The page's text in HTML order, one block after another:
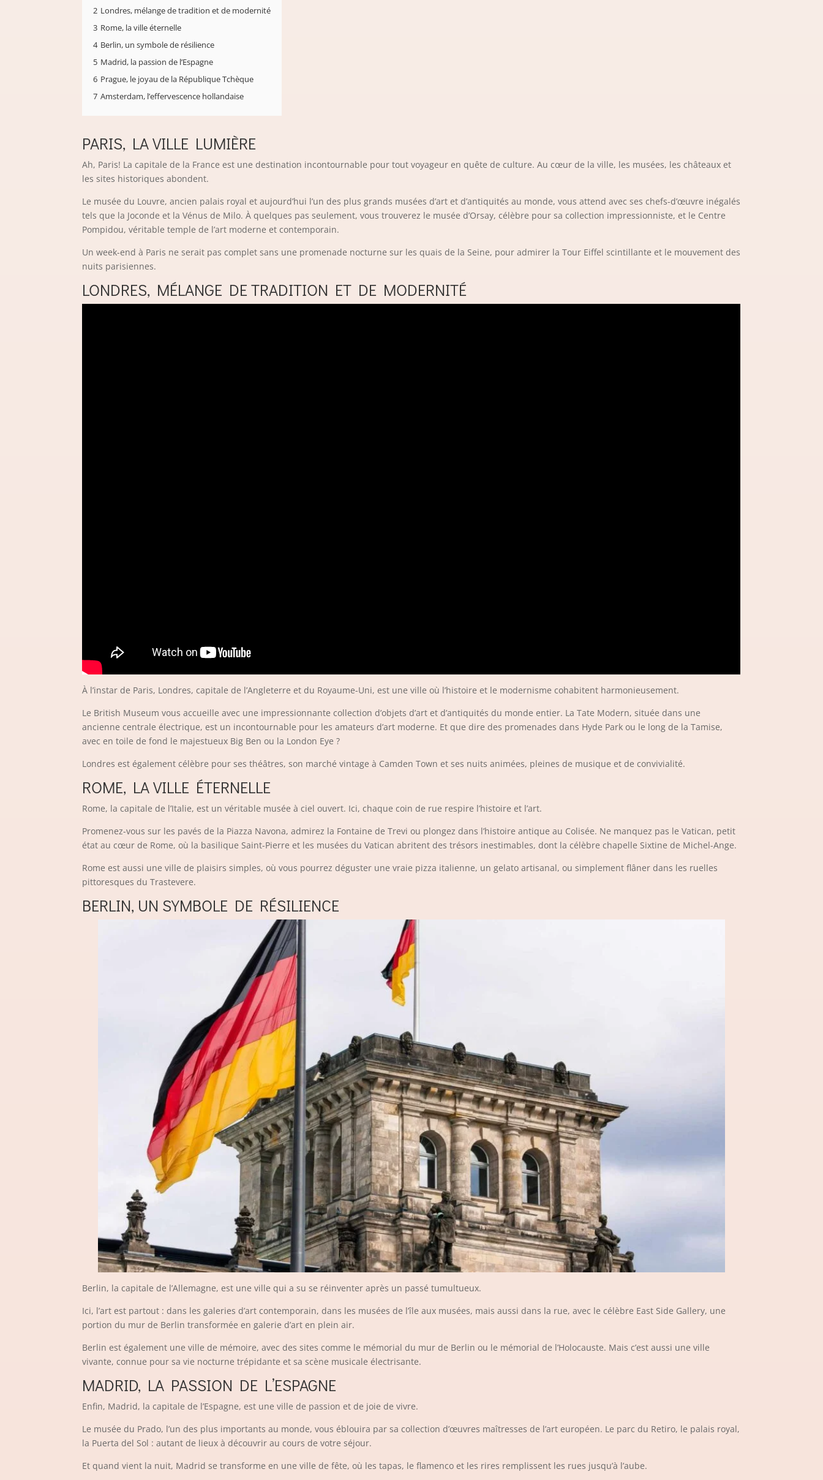
2 Londres, mélange de tradition et de modernité
3 Rome, la ville éternelle
4 Berlin, un symbole de résilience
5 Madrid, la passion de l’Espagne
6 Prague, le joyau de la République Tchèque
7 Amsterdam, l’effervescence hollandaise
PARIS, LA VILLE LUMIÈRE
Ah, Paris! La capitale de la France est une destination incontournable pour tout voyageur en quête de culture. Au cœur de la ville, les musées, les châteaux et
les sites historiques abondent.
Le musée du Louvre, ancien palais royal et aujourd’hui l’un des plus grands musées d’art et d’antiquités au monde, vous attend avec ses chefs-d’œuvre inégalés
tels que la Joconde et la Vénus de Milo. À quelques pas seulement, vous trouverez le musée d’Orsay, célèbre pour sa collection impressionniste, et le Centre
Pompidou, véritable temple de l’art moderne et contemporain.
Un week-end à Paris ne serait pas complet sans une promenade nocturne sur les quais de la Seine, pour admirer la Tour Eiffel scintillante et le mouvement des
nuits parisiennes.
LONDRES, MÉLANGE DE TRADITION ET DE MODERNITÉ
À l’instar de Paris, Londres, capitale de l’Angleterre et du Royaume-Uni, est une ville où l’histoire et le modernisme cohabitent harmonieusement.
Le British Museum vous accueille avec une impressionnante collection d’objets d’art et d’antiquités du monde entier. La Tate Modern, située dans une
ancienne centrale électrique, est un incontournable pour les amateurs d’art moderne. Et que dire des promenades dans Hyde Park ou le long de la Tamise,
avec en toile de fond le majestueux Big Ben ou la London Eye ?
Londres est également célèbre pour ses théâtres, son marché vintage à Camden Town et ses nuits animées, pleines de musique et de convivialité.
ROME, LA VILLE ÉTERNELLE
Rome, la capitale de l’Italie, est un véritable musée à ciel ouvert. Ici, chaque coin de rue respire l’histoire et l’art.
Promenez-vous sur les pavés de la Piazza Navona, admirez la Fontaine de Trevi ou plongez dans l’histoire antique au Colisée. Ne manquez pas le Vatican, petit
état au cœur de Rome, où la basilique Saint-Pierre et les musées du Vatican abritent des trésors inestimables, dont la célèbre chapelle Sixtine de Michel-Ange.
Rome est aussi une ville de plaisirs simples, où vous pourrez déguster une vraie pizza italienne, un gelato artisanal, ou simplement flâner dans les ruelles
pittoresques du Trastevere.
BERLIN, UN SYMBOLE DE RÉSILIENCE
Berlin, la capitale de l’Allemagne, est une ville qui a su se réinventer après un passé tumultueux.
Ici, l’art est partout : dans les galeries d’art contemporain, dans les musées de l’île aux musées, mais aussi dans la rue, avec le célèbre East Side Gallery, une
portion du mur de Berlin transformée en galerie d’art en plein air.
Berlin est également une ville de mémoire, avec des sites comme le mémorial du mur de Berlin ou le mémorial de l’Holocauste. Mais c’est aussi une ville
vivante, connue pour sa vie nocturne trépidante et sa scène musicale électrisante.
MADRID, LA PASSION DE L’ESPAGNE
Enfin, Madrid, la capitale de l’Espagne, est une ville de passion et de joie de vivre.
Le musée du Prado, l’un des plus importants au monde, vous éblouira par sa collection d’œuvres maîtresses de l’art européen. Le parc du Retiro, le palais royal,
la Puerta del Sol : autant de lieux à découvrir au cours de votre séjour.
Et quand vient la nuit, Madrid se transforme en une ville de fête, où les tapas, le flamenco et les rires remplissent les rues jusqu’à l’aube.